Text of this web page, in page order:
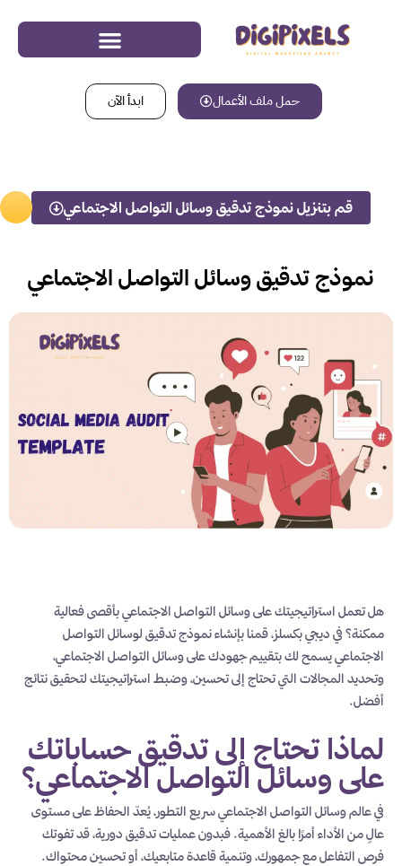
حمل ملف الأعمال ابدأ الآن
قم بتنزيل نموذج تدقيق وسائل التواصل الاجتماعي
نموذج تدقيق وسائل التواصل الاجتماعي
هل تعمل استراتيجيتك على وسائل التواصل الاجتماعي بأقصى فعالية
ممكنة؟ في ديجي بكسلز، قمنا بإنشاء نموذج تدقيق لوسائل التواصل
الاجتماعي يسمح لك بتقييم جهودك على وسائل التواصل الاجتماعي،
وتحديد المجالات التي تحتاج إلى تحسين، وضبط استراتيجيتك لتحقيق نتائج
أفضل.
لماذا تحتاج إلى تدقيق حساباتك
على وسائل التواصل الاجتماعي؟
في عالم وسائل التواصل الاجتماعي سريع التطور، يُعدّ الحفاظ على مستوى
عالٍ من الأداء أمرًا بالغ الأهمية. فبدون عمليات تدقيق دورية، قد تفوتك
فرص التفاعل مع جمهورك، وتنمية قاعدة متابعيك، أو تحسين محتواك.